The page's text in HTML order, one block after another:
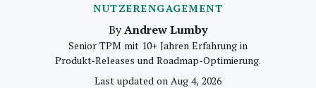
NUTZERENGAGEMENT
ByAndrew Lumby
Senior TPM mit 10+ Jahren Erfahrung in
Produkt-Releases und Roadmap-Optimierung.
Last updated on Aug 4, 2026